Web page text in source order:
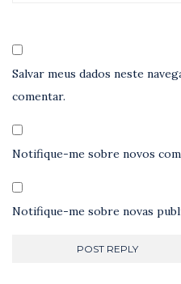
Salvar meus dados neste
comentar.
Notifique-me sobre novos
Notifique-me sobre novas